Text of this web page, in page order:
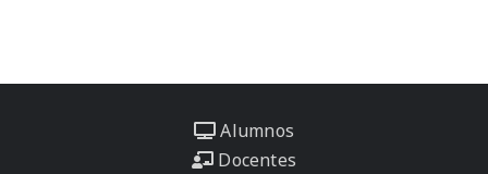
Alumnos
Docentes